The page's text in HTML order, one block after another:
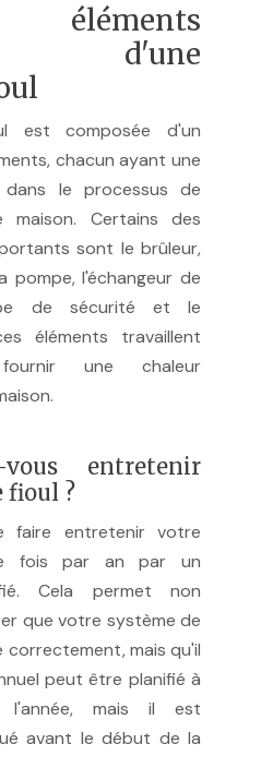
éléments
d'une
est composée d'un
chacun ayant une
le processus de
Certains des
sont le brûleur,
pompe, l'échangeur de
de sécurité et le
éléments travaillent
une chaleur
vous entretenir
fioul ?
faire entretenir votre
fois par an par un
Cela permet non
que votre système de
mais qu'il
peut être planifié à
mais il est
avant le début de la